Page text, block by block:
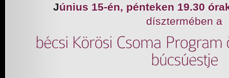
Június 15-én, pénteken 19.30
dísztermében a